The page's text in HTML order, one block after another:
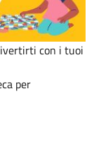
con i tuoi
per